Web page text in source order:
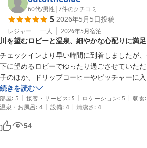
60代/男性 |7件のクチコミ
5 2026年5月5日投稿
レジャー 一人 2026年5月宿泊
川を望むロビーと温泉、細やかな心配りに満足
チェックインより早い時間に到着しましたが
下に望めるロビーでゆったり過ごさせていた
子のほか、ドリップコーヒーやピッチャーに
備されており、お宿の心配りを感じました。温
み個人的に大変満足しました。夕食は個室を用
んだお料理を堪能致しました。また訪れたいと
続きを読む
部屋: 5 | 接客・サービス: 5 | ロケーション: 5 | 朝食:
温泉・お風呂: 4 | 設備: 4 | 清潔さ: 4
54